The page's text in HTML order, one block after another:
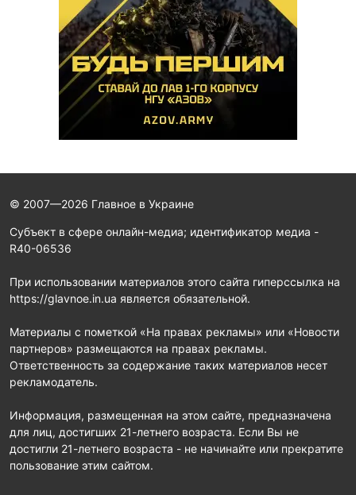
© 2007—2026 Главное в Украине
Субъект в сфере онлайн-медиа; идентификатор медиа -
R40-06536
При использовании материалов этого сайта гиперссылка на
https://glavnoe.in.ua является обязательной.
Материалы с пометкой «На правах рекламы» или «Новости
партнеров» размещаются на правах рекламы.
Ответственность за содержание таких материалов несет
рекламодатель.
Информация, размещенная на этом сайте, предназначена
для лиц, достигших 21-летнего возраста. Если Вы не
достигли 21-летнего возраста - не начинайте или прекратите
пользование этим сайтом.